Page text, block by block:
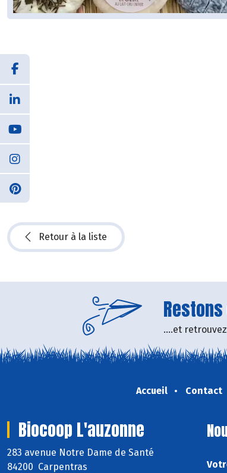
Retour à la liste
....et
Accueil Contact
Biocoop L'auzonne
283 avenue Notre Dame de Santé
84200 Carpentras